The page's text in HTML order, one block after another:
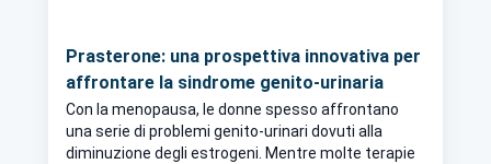
Prasterone: una prospettiva innovativa per
affrontare la sindrome genito-urinaria
Con la menopausa, le donne spesso affrontano
una serie di problemi genito-urinari dovuti alla
diminuzione degli estrogeni. Mentre molte terapie